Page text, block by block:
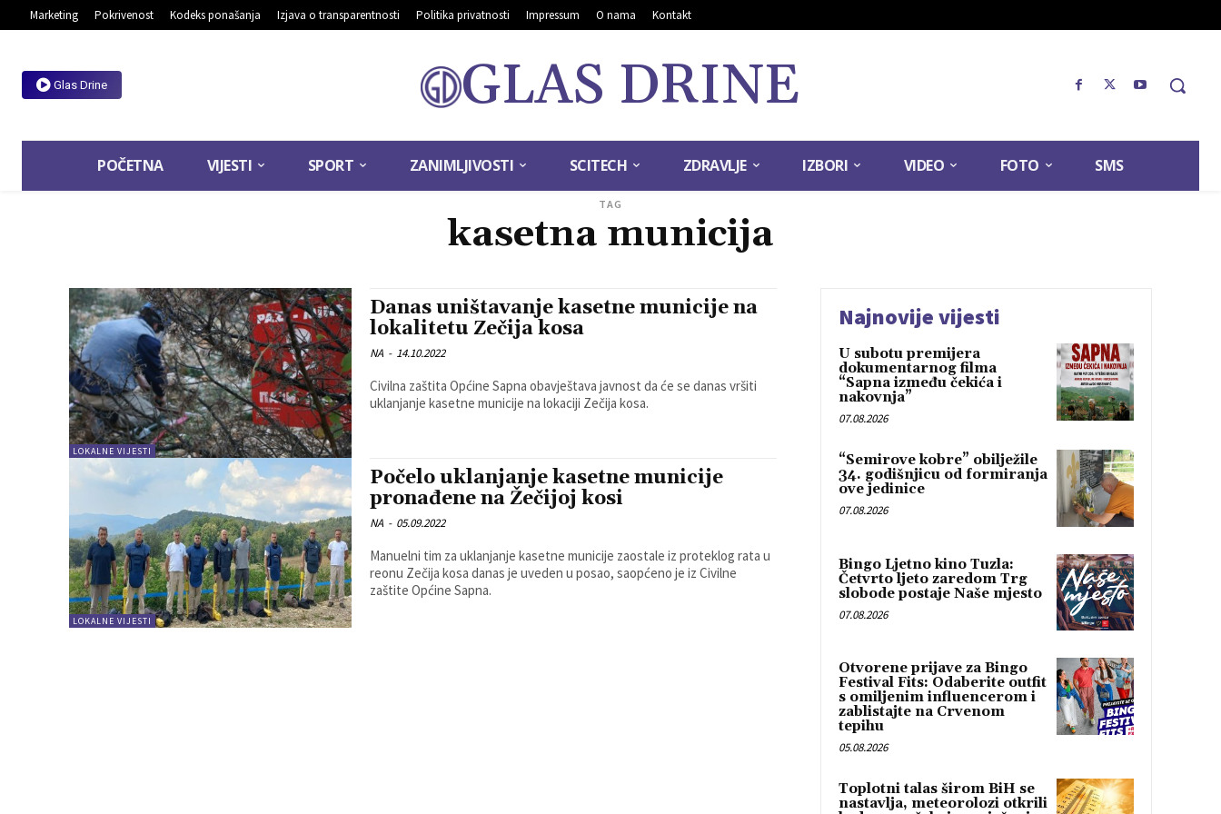
Marketing Pokrivenost Kodeks ponašanja Izjava o transparentnosti Politika privatnosti Impressum O nama Kontakt
Glas Drine GLAS DRINE
POČETNA VIJESTI SPORT ZANIMLJIVOSTI SCITECH ZDRAVLJE IZBORI VIDEO FOTO SMS
TAG
kasetna municija
LOKALNE VIJESTI
Danas uništavanje kasetne municije na
lokalitetu Zečija kosa
NA - 14.10.2022
Civilna zaštita Općine Sapna obavještava javnost da će se danas vršiti
uklanjanje kasetne municije na lokaciji Zečija kosa.
LOKALNE VIJESTI
Počelo uklanjanje kasetne municije
pronađene na Žečijoj kosi
NA - 05.09.2022
Manuelni tim za uklanjanje kasetne municije zaostale iz proteklog rata u
reonu Zečija kosa danas je uveden u posao, saopćeno je iz Civilne
zaštite Općine Sapna.
Najnovije vijesti
U subotu premijera
dokumentarnog filma
“Sapna između čekića i
nakovnja”
07.08.2026
“Semirove kobre” obilježile
34. godišnjicu od formiranja
ove jedinice
07.08.2026
Bingo Ljetno kino Tuzla:
Četvrto ljeto zaredom Trg
slobode postaje Naše mjesto
07.08.2026
Otvorene prijave za Bingo
Festival Fits: Odaberite outfit
s omiljenim influencerom i
zablistajte na Crvenom
tepihu
05.08.2026
Toplotni talas širom BiH se
nastavlja, meteorolozi otkrili